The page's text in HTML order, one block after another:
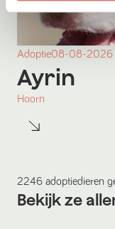
Adoptie08-08-2026
Ayrin
Hoorn
2246 adoptiedieren
Bekijk ze